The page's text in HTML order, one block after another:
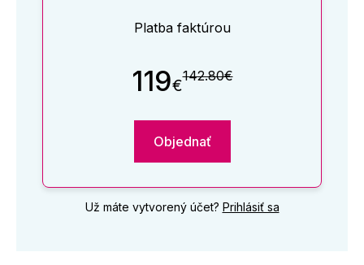
Platba faktúrou
119€142.80€
Objednať
Už máte vytvorený účet? Prihlásiť sa